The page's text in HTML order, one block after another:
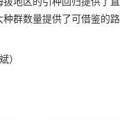
群数量提供了可借鉴的路
）